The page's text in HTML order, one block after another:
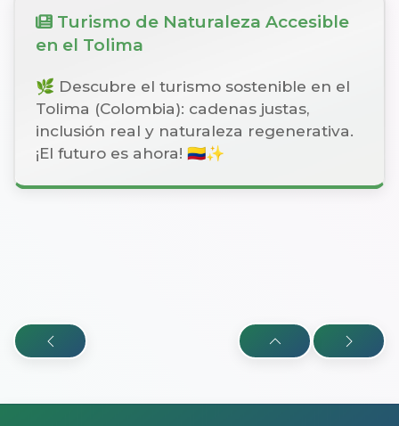
Turismo de Naturaleza Accesible
en el Tolima
🌿 Descubre el turismo sostenible en el
Tolima (Colombia): cadenas justas,
inclusión real y naturaleza regenerativa.
¡El futuro es ahora! 🇨🇴✨